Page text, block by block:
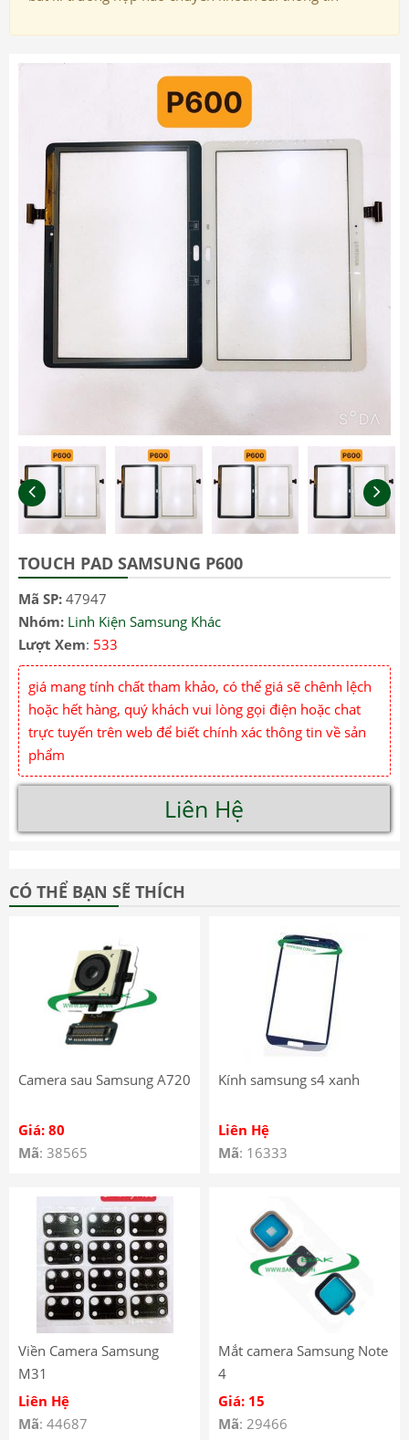
TOUCH PAD SAMSUNG P600
Mã SP: 47947
Nhóm: Linh Kiện Samsung Khác
Lượt Xem: 533
giá mang tính chất tham khảo, có thể giá sẽ chênh lệch
hoặc hết hàng, quý khách vui lòng gọi điện hoặc chat
trực tuyến trên web để biết chính xác thông tin về sản
phẩm
Liên Hệ
CÓ THỂ BẠN SẼ THÍCH
Camera sau Samsung A720
Giá: 80
Mã: 38565
Kính samsung s4 xanh
Liên Hệ
Mã: 16333
Viền Camera Samsung
M31
Liên Hệ
Mã: 44687
Mắt camera Samsung Note
4
Giá: 15
Mã: 29466